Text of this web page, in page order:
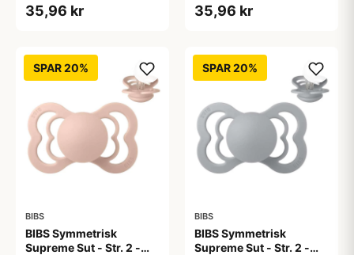
35,96 kr 35,96 kr
SPAR 20%
BIBS
BIBS Symmetrisk
Supreme Sut - Str. 2 -
SPAR 20%
BIBS
BIBS Symmetrisk
Supreme Sut - Str. 2 -